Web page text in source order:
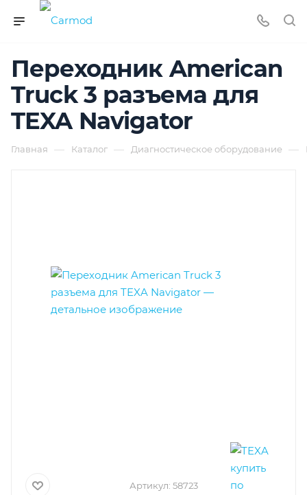
Переходник American
Truck 3 разъема для
TEXA Navigator
Главная — Каталог — Диагностическое оборудование —
Артикул: 58723